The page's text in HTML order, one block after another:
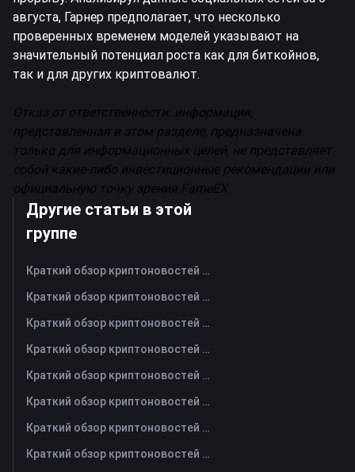
августа, Гарнер предполагает, что несколько
проверенных временем моделей указывают на
значительный потенциал роста как для биткойнов,
так и для других криптовалют.
Отказ от ответственности: информация,
представленная в этом разделе, предназначена
только для информационных целей, не представляет
собой какие-либо инвестиционные рекомендации или
официальную точку зрения FameEX.
Другие статьи в этой
группе
Краткий обзор криптоновостей FameEX за сегодня | 7 августа 2026 г
Краткий обзор криптоновостей FameEX за сегодня | 6 августа 2026 г
Краткий обзор криптоновостей FameEX за сегодня | 5 августа 2026 г
Краткий обзор криптоновостей FameEX за сегодня | 4 августа 2026 г
Краткий обзор криптоновостей FameEX за сегодня | 3 августа 2026 г
Краткий обзор криптоновостей FameEX за сегодня | 31 июля 2026 г
Краткий обзор криптоновостей FameEX за сегодня | 30 июля 2026 г
Краткий обзор криптоновостей FameEX за сегодня | 29 июля 2026 г